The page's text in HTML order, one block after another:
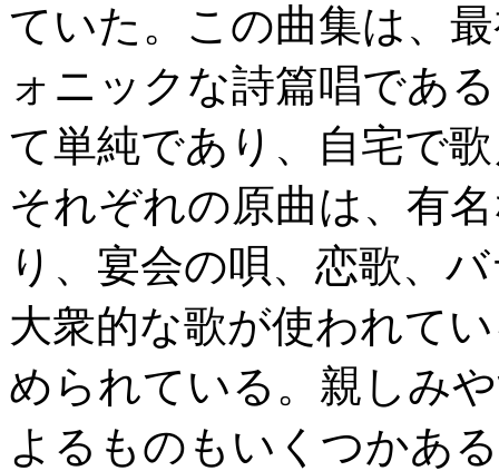
ていた。この曲集は、
ォニックな詩篇唱であ
て単純であり、自宅で
それぞれの原曲は、有
り、宴会の唄、恋歌、
大衆的な歌が使われて
められている。親しみ
よるものもいくつかあ